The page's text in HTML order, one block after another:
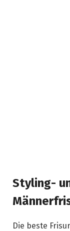
Styling-
Die beste